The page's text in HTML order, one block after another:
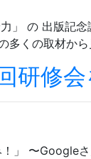
」 の 出版記
多くの取材か
研修
」 〜Google